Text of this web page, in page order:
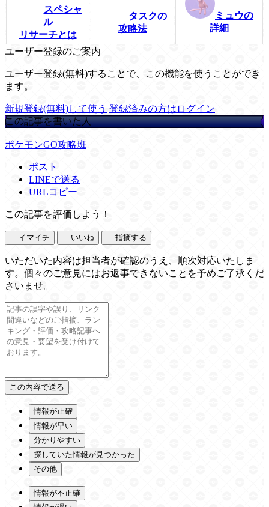
スペシャ
ル
リサーチとは
タスクの
攻略法
ミュウの
詳細
ユーザー登録のご案内
ユーザー登録(無料)することで、この機能を使うことができ
ます。
新規登録(無料)して使う 登録済みの方はログイン
この記事を書いた人
ポケモンGO攻略班
ポスト
LINEで送る
URLコピー
この記事を評価しよう！
イマイチ いいね 指摘する
いただいた内容は担当者が確認のうえ、順次対応いたしま
す。個々のご意見にはお返事できないことを予めご了承くだ
さいませ。
情報が正確
情報が早い
分かりやすい
探していた情報が見つかった
その他
情報が不正確